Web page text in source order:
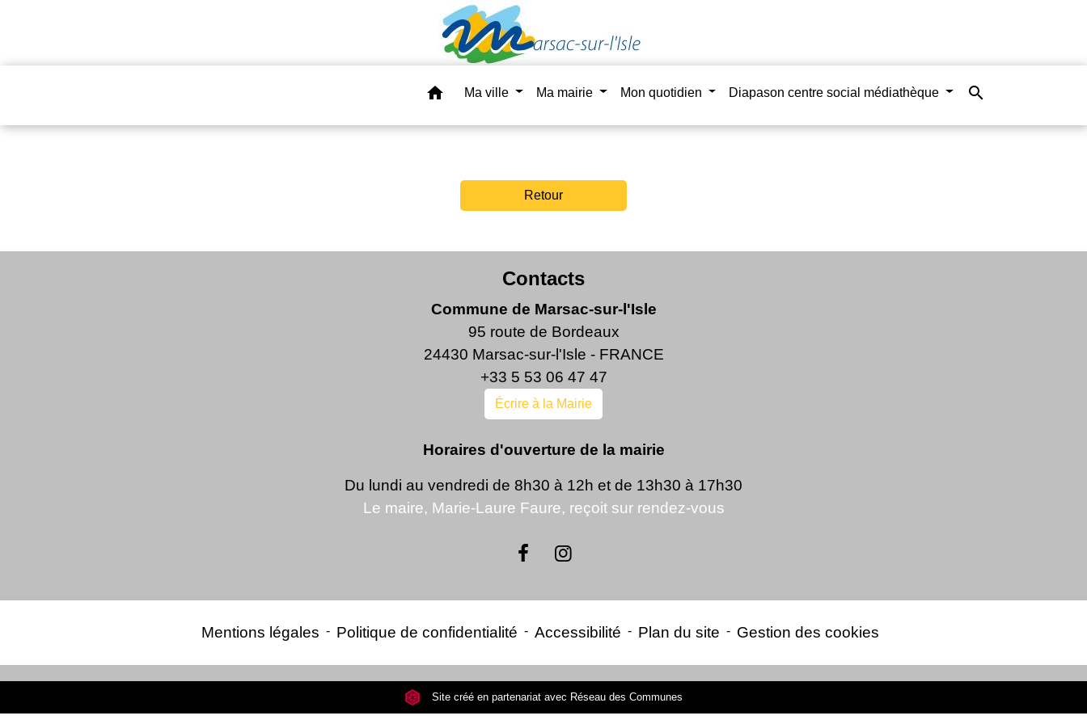
home Ma ville Ma mairie Mon quotidien Diapason centre social médiathèque search
Retour
Contacts
Commune de Marsac-sur-l'Isle
95 route de Bordeaux
24430 Marsac-sur-l'Isle - FRANCE
+33 5 53 06 47 47
Écrire à la Mairie
Horaires d'ouverture de la mairie
Du lundi au vendredi de 8h30 à 12h et de 13h30 à 17h30
Le maire, Marie-Laure Faure, reçoit sur rendez-vous
Mentions légales - Politique de confidentialité - Accessibilité - Plan du site - Gestion des cookies
Site créé en partenariat avec Réseau des Communes